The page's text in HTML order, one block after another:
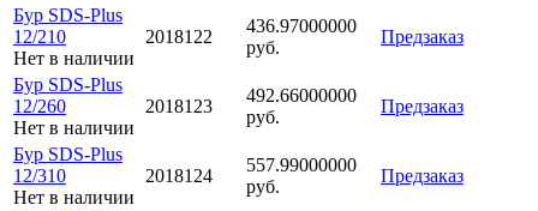
Бур SDS-Plus
12/210
Нет в наличии
2018122
436.97000000
руб.
Предзаказ
Бур SDS-Plus
12/260
Нет в наличии
2018123
492.66000000
руб.
Предзаказ
Бур SDS-Plus
12/310
Нет в наличии
2018124
557.99000000
руб.
Предзаказ